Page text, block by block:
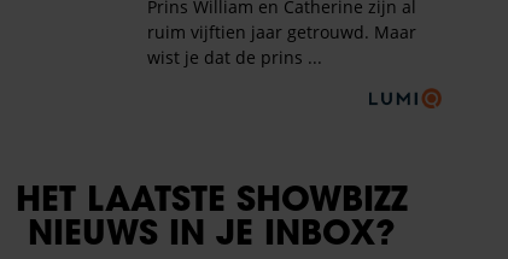
HET LAATSTE SHOWBIZZ
NIEUWS IN JE INBOX?